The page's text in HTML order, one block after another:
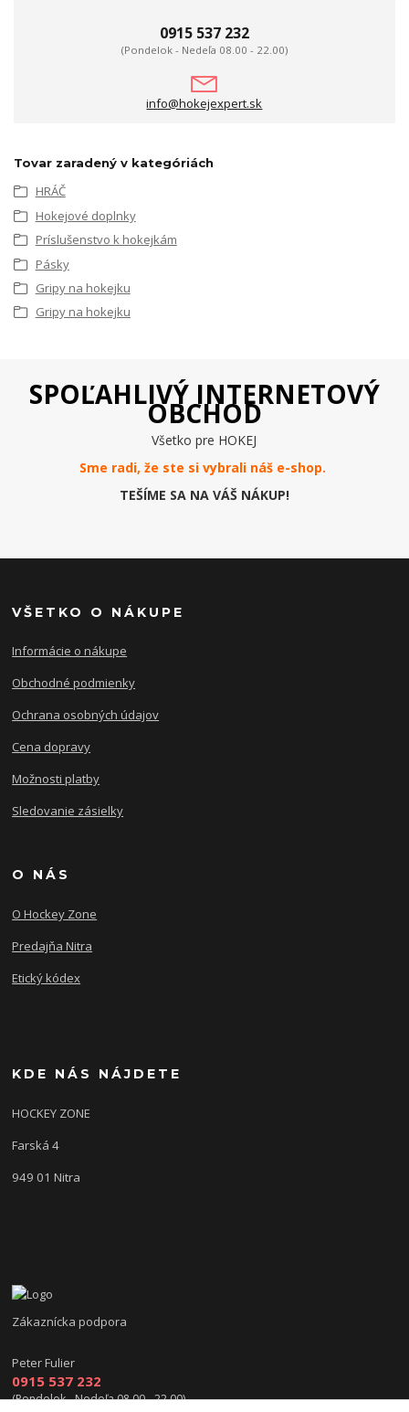
0915 537 232
(Pondelok - Nedeľa 08.00 - 22.00)
info@hokejexpert.sk
Tovar zaradený v kategóriách
HRÁČ
Hokejové doplnky
Príslušenstvo k hokejkám
Pásky
Gripy na hokejku
Gripy na hokejku
SPOĽAHLIVÝ INTERNETOVÝ
OBCHOD
Všetko pre HOKEJ
Sme radi, že ste si vybrali náš e-shop.
TEŠÍME SA NA VÁŠ NÁKUP!
VŠETKO O NÁKUPE
Informácie o nákupe
Obchodné podmienky
Ochrana osobných údajov
Cena dopravy
Možnosti platby
Sledovanie zásielky
O NÁS
O Hockey Zone
Predajňa Nitra
Etický kódex
KDE NÁS NÁJDETE
HOCKEY ZONE
Farská 4
949 01 Nitra
Zákaznícka podpora
Peter Fulier
0915 537 232
(Pondelok - Nedeľa 08.00 - 22.00)